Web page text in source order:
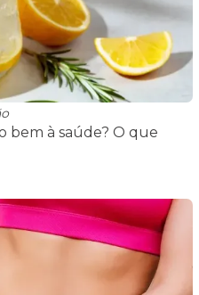
bem à saúde? O que